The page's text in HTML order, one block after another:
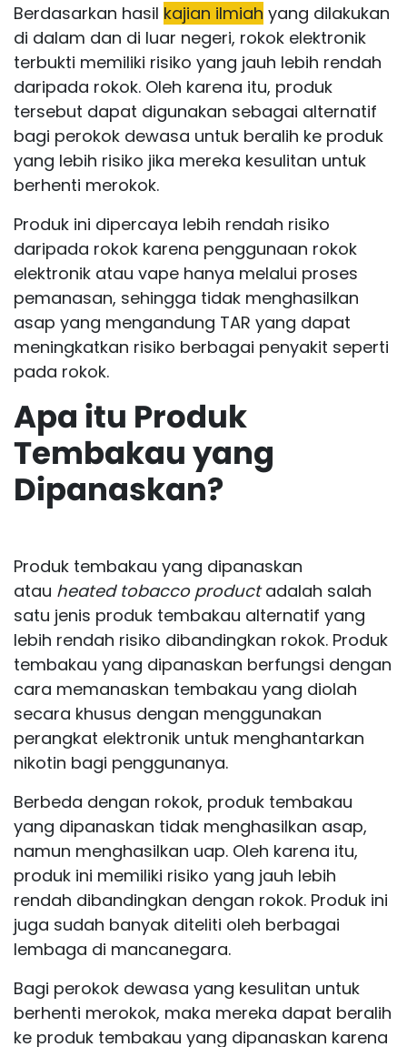
Berdasarkan hasil kajian ilmiah yang dilakukan
di dalam dan di luar negeri, rokok elektronik
terbukti memiliki risiko yang jauh lebih rendah
daripada rokok. Oleh karena itu, produk
tersebut dapat digunakan sebagai alternatif
bagi perokok dewasa untuk beralih ke produk
yang lebih risiko jika mereka kesulitan untuk
berhenti merokok.
Produk ini dipercaya lebih rendah risiko
daripada rokok karena penggunaan rokok
elektronik atau vape hanya melalui proses
pemanasan, sehingga tidak menghasilkan
asap yang mengandung TAR yang dapat
meningkatkan risiko berbagai penyakit seperti
pada rokok.
Apa itu Produk
Tembakau yang
Dipanaskan?
Produk tembakau yang dipanaskan
atau heated tobacco productadalah salah
satu jenis produk tembakau alternatif yang
lebih rendah risiko dibandingkan rokok. Produk
tembakau yang dipanaskan berfungsi dengan
cara memanaskan tembakau yang diolah
secara khusus dengan menggunakan
perangkat elektronik untuk menghantarkan
nikotin bagi penggunanya.
Berbeda dengan rokok, produk tembakau
yang dipanaskan tidak menghasilkan asap,
namun menghasilkan uap. Oleh karena itu,
produk ini memiliki risiko yang jauh lebih
rendah dibandingkan dengan rokok. Produk ini
juga sudah banyak diteliti oleh berbagai
lembaga di mancanegara.
Bagi perokok dewasa yang kesulitan untuk
berhenti merokok, maka mereka dapat beralih
ke produk tembakau yang dipanaskan karena